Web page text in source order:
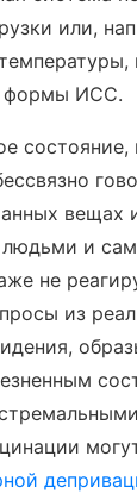
или,
формы ИСС.
вещах
и сам
не
из